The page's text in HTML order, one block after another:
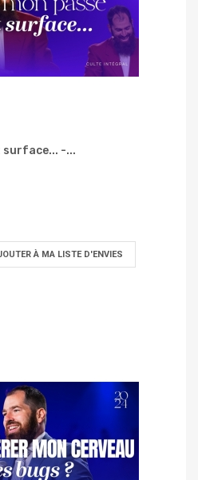
surface... -...
À MA LISTE D'ENVIES